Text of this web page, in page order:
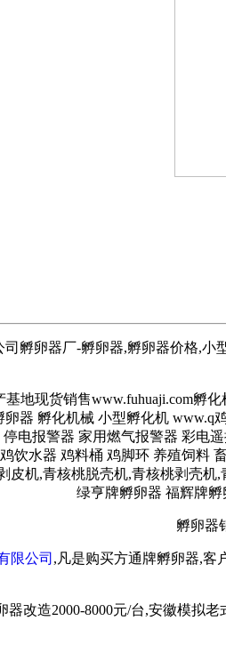
孵卵器厂-孵卵器,孵卵器价格,
地现货销售www.fuhuaji.com孵化
卵器 孵化机械 小型孵化机
电报警器 家用燃气报警器 彩电
饮水器 鸡料桶 鸡脚环 养殖饲料
皮机,青核桃脱壳机,青核桃剥壳
绿亨牌孵卵器 福辉牌
孵卵器
限公司 ,凡是购买方通牌孵卵器,客
器改造2000-8000元/台,安徽模拟